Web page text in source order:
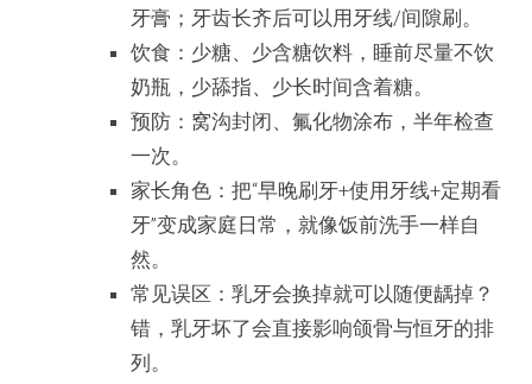
牙膏；牙齿长齐后可以用牙线/间隙刷。
饮食：少糖、少含糖饮料，睡前尽量不饮
奶瓶，少舔指、少长时间含着糖。
预防：窝沟封闭、氟化物涂布，半年检查
一次。
家长角色：把“早晚刷牙+使用牙线+定期看
牙”变成家庭日常，就像饭前洗手一样自
然。
常见误区：乳牙会换掉就可以随便龋掉？
错，乳牙坏了会直接影响颌骨与恒牙的排
列。